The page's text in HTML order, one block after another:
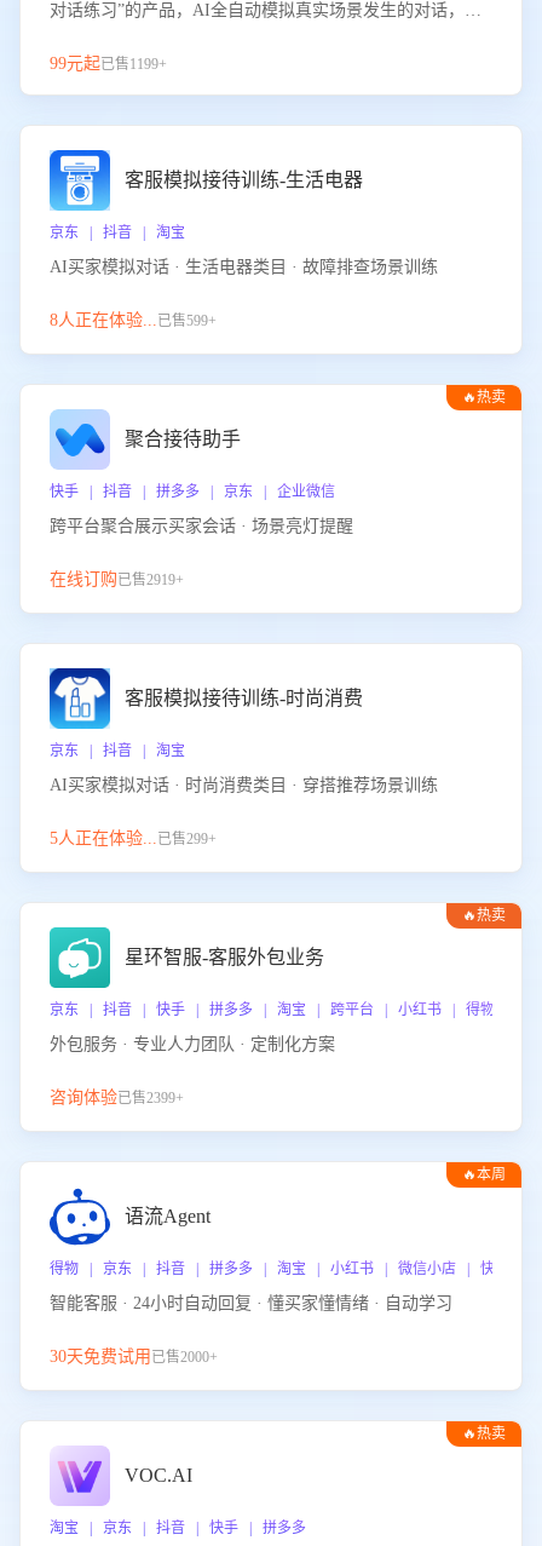
对话练习”的产品，AI全自动模拟真实场景发生的对话，企
服能力。
99元起已售1199+
客服模拟接待训练-生活电器
京东 | 抖音 | 淘宝
AI买家模拟对话 · 生活电器类目 · 故障排查场景训练
8人正在体验...已售599+
🔥热卖
聚合接待助手
快手 | 抖音 | 拼多多 | 京东 | 企业微信
跨平台聚合展示买家会话 · 场景亮灯提醒
在线订购已售2919+
客服模拟接待训练-时尚消费
京东 | 抖音 | 淘宝
AI买家模拟对话 · 时尚消费类目 · 穿搭推荐场景训练
5人正在体验...已售299+
🔥热卖
星环智服-客服外包业务
京东 | 抖音 | 快手 | 拼多多 | 淘宝 | 跨平台 | 小红书 | 得物 | 企
外包服务 · 专业人力团队 · 定制化方案
咨询体验已售2399+
🔥本周
语流Agent
得物 | 京东 | 抖音 | 拼多多 | 淘宝 | 小红书 | 微信小店 | 快手 |
智能客服 · 24小时自动回复 · 懂买家懂情绪 · 自动学习
30天免费试用 已售2000+
🔥热卖
VOC.AI
淘宝 | 京东 | 抖音 | 快手 | 拼多多